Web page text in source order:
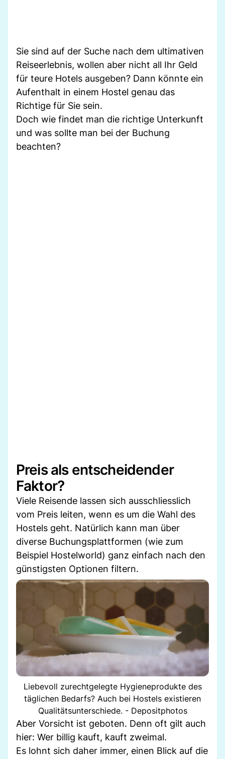
Sie sind auf der Suche nach dem ultimativen
Reiseerlebnis, wollen aber nicht all Ihr Geld
für teure Hotels ausgeben? Dann könnte ein
Aufenthalt in einem Hostel genau das
Richtige für Sie sein.
Doch wie findet man die richtige Unterkunft
und was sollte man bei der Buchung
beachten?
Preis als entscheidender
Faktor?
Viele Reisende lassen sich ausschliesslich
vom Preis leiten, wenn es um die Wahl des
Hostels geht. Natürlich kann man über
diverse Buchungsplattformen (wie zum
Beispiel Hostelworld) ganz einfach nach den
günstigsten Optionen filtern.
Liebevoll zurechtgelegte Hygieneprodukte des
täglichen Bedarfs? Auch bei Hostels existieren
Qualitätsunterschiede. - Depositphotos
Aber Vorsicht ist geboten. Denn oft gilt auch
hier: Wer billig kauft, kauft zweimal.
Es lohnt sich daher immer, einen Blick auf die